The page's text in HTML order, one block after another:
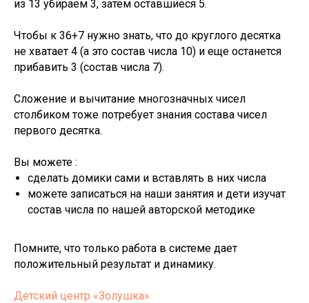
из 13 убираем 3, затем оставшиеся 5.
Чтобы к 36+7 нужно знать, что до круглого десятка
не хватает 4 (а это состав числа 10) и еще останется
прибавить 3 (состав числа 7).
Сложение и вычитание многозначных чисел
столбиком тоже потребует знания состава чисел
первого десятка.
Вы можете :
сделать домики сами и вставлять в них числа
можете записаться на наши занятия и дети изучат
состав числа по нашей авторской методике
Помните, что только работа в системе дает
положительный результат и динамику.
Детский центр «Золушка»